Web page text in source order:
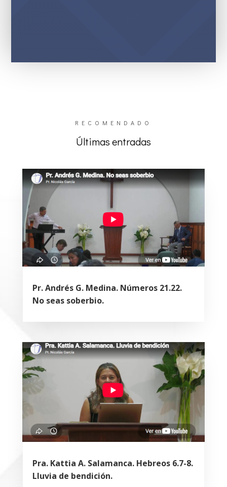
RECOMENDADO
Últimas entradas
Pr. Andrés G. Medina. Números 21.22.
No seas soberbio.
Pra. Kattia A. Salamanca. Hebreos 6.7-8.
Lluvia de bendición.